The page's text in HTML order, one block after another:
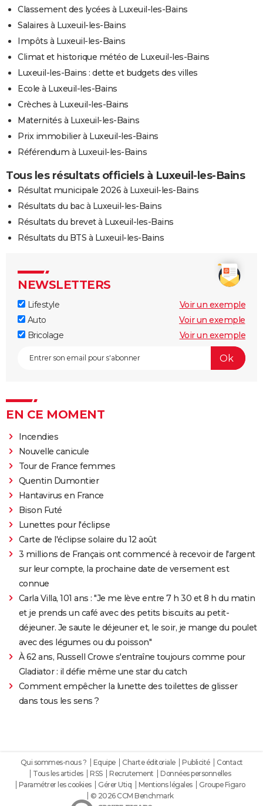
Classement des lycées à Luxeuil-les-Bains
Salaires à Luxeuil-les-Bains
Impôts à Luxeuil-les-Bains
Climat et historique météo de Luxeuil-les-Bains
Luxeuil-les-Bains : dette et budgets des villes
Ecole à Luxeuil-les-Bains
Crèches à Luxeuil-les-Bains
Maternités à Luxeuil-les-Bains
Prix immobilier à Luxeuil-les-Bains
Référendum à Luxeuil-les-Bains
Tous les résultats officiels à Luxeuil-les-Bains
Résultat municipale 2026 à Luxeuil-les-Bains
Résultats du bac à Luxeuil-les-Bains
Résultats du brevet à Luxeuil-les-Bains
Résultats du BTS à Luxeuil-les-Bains
NEWSLETTERS
Lifestyle
Voir un exemple
Auto
Voir un exemple
Bricolage
Voir un exemple
EN CE MOMENT
Incendies
Nouvelle canicule
Tour de France femmes
Quentin Dumontier
Hantavirus en France
Bison Futé
Lunettes pour l'éclipse
Carte de l'éclipse solaire du 12 août
3 millions de Français ont commencé à recevoir de l'argent
sur leur compte, la prochaine date de versement est
connue
Carla Villa, 101 ans : "Je me lève entre 7 h 30 et 8 h du matin
et je prends un café avec des petits biscuits au petit-
déjeuner. Je saute le déjeuner et, le soir, je mange du poulet
avec des légumes ou du poisson"
À 62 ans, Russell Crowe s'entraîne toujours comme pour
Gladiator : il défie même une star du catch
Comment empêcher la lunette des toilettes de glisser
dans tous les sens ?
Qui sommes-nous ? Equipe Charte éditoriale Publicité
Contact
Tous les articles
RSS Recrutement
Données personnelles
Paramétrer les cookies
Gérer Utiq Mentions légales
Groupe Figaro
© 2026 CCM Benchmark